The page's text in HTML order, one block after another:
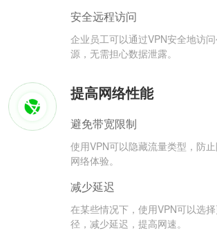
安全远程访问
企业员工可以通过VPN安全地访
源，无需担心数据泄露。
提高网络性能
避免带宽限制
使用VPN可以隐藏流量类型，防
网络体验。
减少延迟
在某些情况下，使用VPN可以选
径，减少延迟，提高网速。